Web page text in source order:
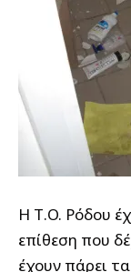
Η Τ.O. Ρόδου
επίθεση που
έχουν πάρει